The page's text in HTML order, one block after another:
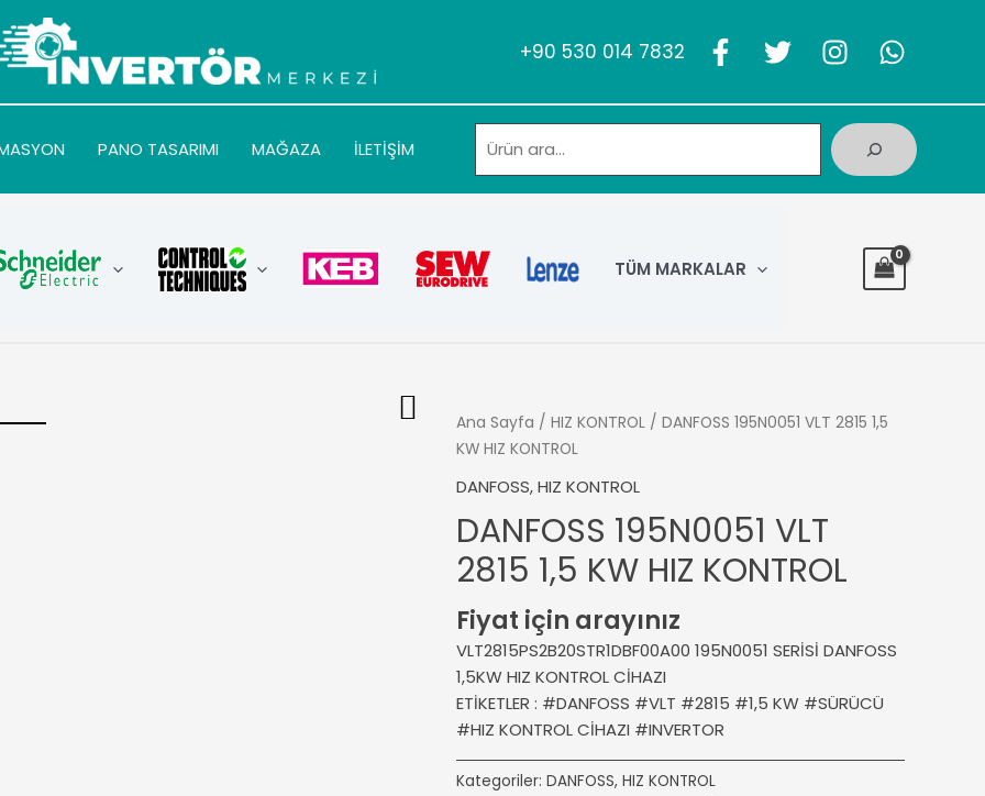
+90 530 014 7832
PANO TASARIMI MAĞAZA İLETİŞİM
TÜM MARKALAR
Ana Sayfa / HIZ KONTROL/ DANFOSS 195N0051 VLT 2815 1,5
KW HIZ KONTROL
DANFOSS,HIZ KONTROL
DANFOSS 195N0051 VLT
2815 1,5 KW HIZ KONTROL
Fiyat için arayınız
VLT2815PS2B20STR1DBF00A00 195N0051 SERİSİ DANFOSS
1,5KW HIZ KONTROL CİHAZI
ETİKETLER : #DANFOSS #VLT #2815 #1,5 KW #SÜRÜCÜ
#HIZ KONTROL CİHAZI #INVERTOR
Kategoriler: DANFOSS, HIZ KONTROL